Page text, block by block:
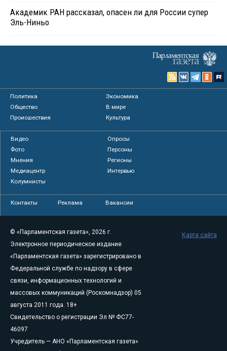
Академик РАН рассказал, опасен ли для России супер
Эль-Ниньо
Политика
Экономика
Общество
В мире
Происшествия
Культура
Видео
Опросы
Фото
Персоны
Мнения
Регионы
Медиацентр
Интервью
Колумнисты
Контакты Реклама Вакансии
© «Парламентская газета», 2026 г.
Электронное периодическое издание
«Парламентская газета» зарегистрировано в
Федеральной службе по надзору в сфере
связи, информационных технологий и
массовых коммуникаций (Роскомнадзор) 05
августа 2011 года. 18+
Свидетельство о регистрации Эл № ФС77-
46097
Учредитель — АНО «Парламентская газета»
Карта сайта